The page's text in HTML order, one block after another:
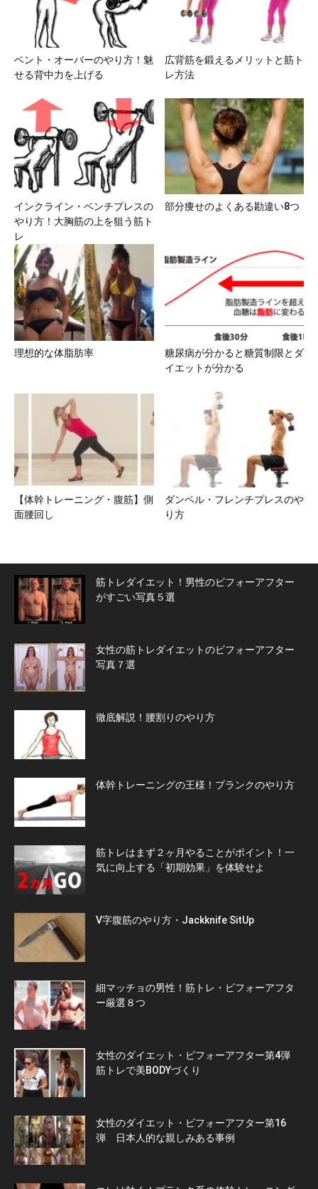
ベント・オーバーのやり方！魅
せる背中力を上げる
広背筋を鍛えるメリットと筋ト
レ方法
インクライン・ベンチプレスの
やり方！大胸筋の上を狙う筋ト
レ
部分痩せのよくある勘違い8つ
理想的な体脂肪率
糖尿病が分かると糖質制限とダ
イエットが分かる
【体幹トレーニング・腹筋】側
面腰回し
ダンベル・フレンチプレスのや
り方
筋トレダイエット！男性のビフォーアフター
がすごい写真５選
女性の筋トレダイエットのビフォーアフター
写真７選
徹底解説！腰割りのやり方
体幹トレーニングの王様！プランクのやり方
筋トレはまず２ヶ月やることがポイント！一
気に向上する「初期効果」を体験せよ
V字腹筋のやり方・Jackknife SitUp
細マッチョの男性！筋トレ・ビフォーアフタ
ー厳選８つ
女性のダイエット・ビフォーアフター第4弾
筋トレで美BODYづくり
女性のダイエット・ビフォーアフター第16
弾 日本人的な親しみある事例